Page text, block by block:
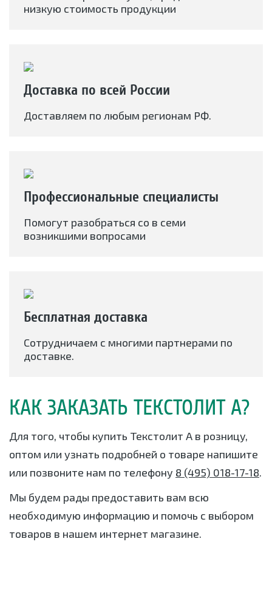
низкую стоимость продукции
Доставка по всей России
Доставляем по любым регионам РФ.
Профессиональные специалисты
Помогут разобраться со в семи
возникшими вопросами
Бесплатная доставка
Сотрудничаем с многими партнерами по
доставке.
КАК ЗАКАЗАТЬ ТЕКСТОЛИТ А?
Для того, чтобы купить Текстолит А в розницу,
оптом или узнать подробней о товаре напишите
или позвоните нам по телефону 8 (495) 018-17-18.
Мы будем рады предоставить вам всю
необходимую информацию и помочь с выбором
товаров в нашем интернет магазине.